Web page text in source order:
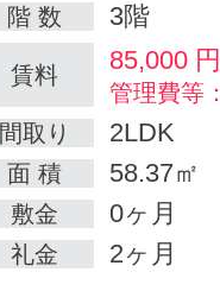
階 数 3階
賃料 85,000 円
管理費等
間取り
2LDK
面 積 58.37㎡
敷金 0ヶ月
礼金 2ヶ月